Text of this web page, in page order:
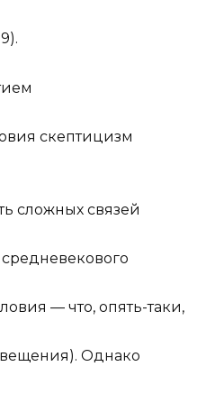
скептицизм
сложных связей
— что, опять-таки,
Однако